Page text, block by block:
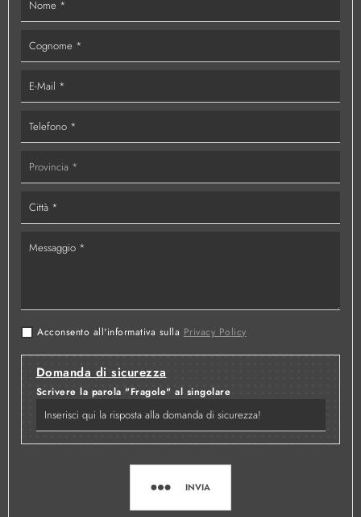
Acconsento all'informativa sulla Privacy Policy
Domanda di sicurezza
Scrivere la parola "Fragole" al singolare
INVIA